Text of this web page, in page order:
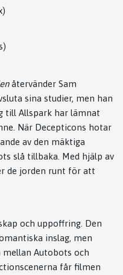
återvänder Sam
sina studier, men han
till Allspark har lämnat
När Decepticons hotar
av den mäktiga
slå tillbaka. Med hjälp av
de jorden runt för att
och uppoffring. Den
inslag, men
mellan Autobots och
får filmen